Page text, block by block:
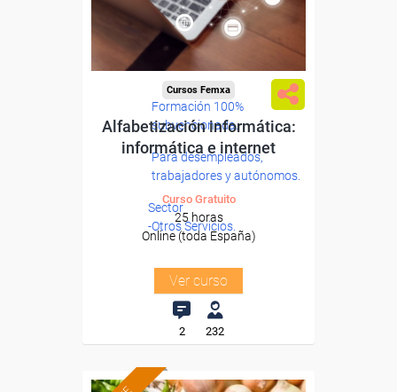
Formación 100%
subvencionada.
Para desempleados,
trabajadores y autónomos.
Sector
-Otros Servicios.
Cursos Femxa
Alfabetización informática:
informática e internet
Curso Gratuito
25 horas
Online (toda España)
Ver curso
2 232